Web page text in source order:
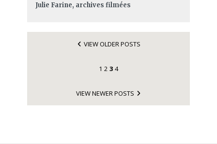
Julie Farine, archives filmées
VIEW OLDER POSTS
1 2 3 4
VIEW NEWER POSTS